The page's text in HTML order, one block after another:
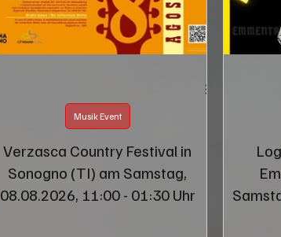
Verzasca Country Festival in
Sonogno (TI) am Samstag,
08.08.2026, 11:00 - 01:30 Uhr
Musik Event